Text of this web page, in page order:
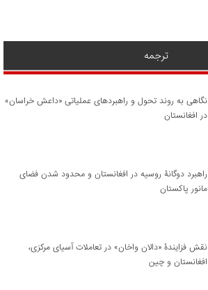
ترجمه
نگاهی به روند تحول و راهبردهای عملیاتی «داعش خراسان»
در افغانستان
راهبرد دوگانۀ روسیه در افغانستان و محدود شدن فضای
مانور پاکستان
نقش فزایندۀ «دالان واخان» در تعاملات آسیای مرکزی،
افغانستان و چین